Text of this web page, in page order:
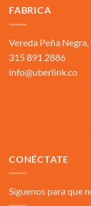
FABRICA
Vereda Peña
315 891 2886
info@uberlink.co
CONÉCTATE
Síguenos para que